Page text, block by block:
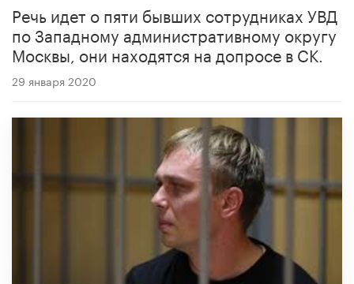
Речь идет о пяти бывших сотрудниках УВД
по Западному административному округу
Москвы, они находятся на допросе в СК.
29 января 2020